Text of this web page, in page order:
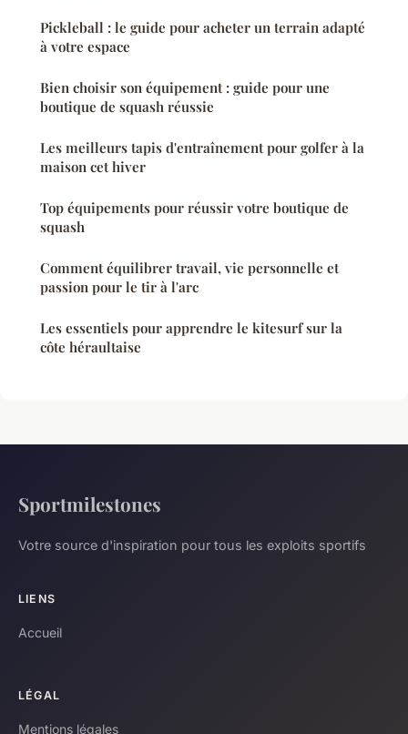
Pickleball : le guide pour acheter un terrain adapté
à votre espace
Bien choisir son équipement : guide pour une
boutique de squash réussie
Les meilleurs tapis d'entraînement pour golfer à la
maison cet hiver
Top équipements pour réussir votre boutique de
squash
Comment équilibrer travail, vie personnelle et
passion pour le tir à l'arc
Les essentiels pour apprendre le kitesurf sur la
côte héraultaise
Sportmilestones
Votre source d'inspiration pour tous les exploits sportifs
LIENS
Accueil
LÉGAL
Mentions légales